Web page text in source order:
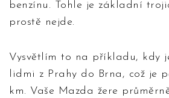
benzínu. Tohle je základní
prostě nejde.
Vysvětlím to na příkladu, kdy
lidmi z Prahy do Brna, což je
km. Vaše Mazda žere